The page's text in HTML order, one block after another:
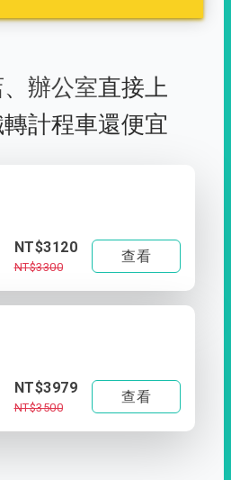
、 辦公室直接上
計程車還便宜
NT$3120
NT$3300
查看
NT$3979
NT$3500
查看